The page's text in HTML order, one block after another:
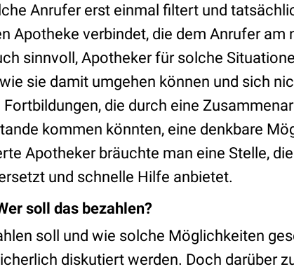
Anrufer erst einmal filtert und
Apotheke verbindet, die dem Anrufer am
sinnvoll, Apotheker für solche
sie damit umgehen können und sich
die durch eine
kommen könnten, eine denkbare
Apotheker bräuchte man eine Stelle,
und schnelle Hilfe anbietet.
soll das bezahlen?
soll und wie solche Möglichkeiten
diskutiert werden. Doch darüber